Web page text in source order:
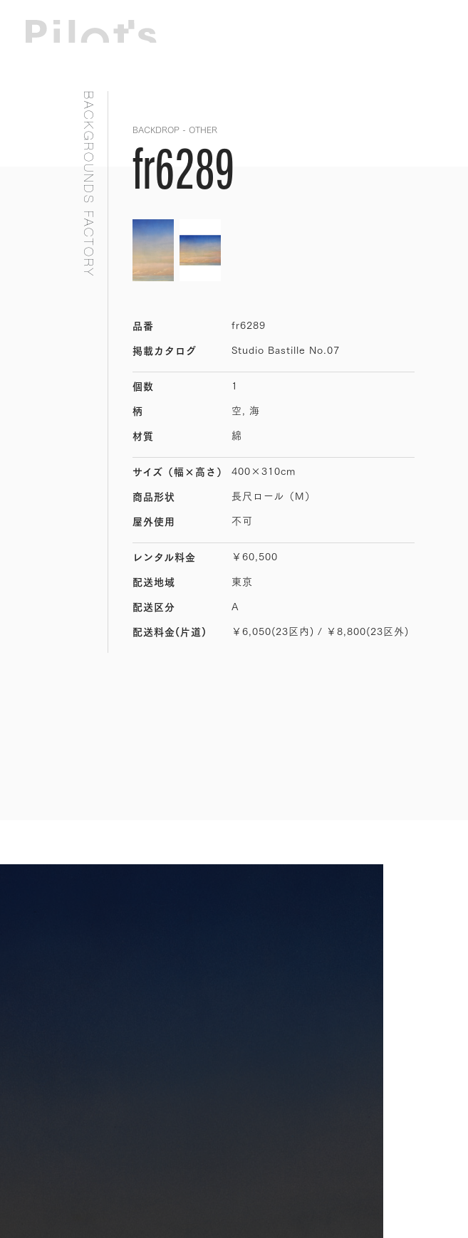
BACKGROUNDS FACTORY BACKDROP - OTHER
fr6289
品番 fr6289
掲載カタログ Studio Bastille No.07
個数 1
柄 空, 海
材質 綿
サイズ （幅×高さ） 400×310cm
商品形状 長尺ロール（M）
屋外使用 不可
レンタル料金 ￥60,500
配送地域 東京
配送区分 A
配送料金(片道) ￥6,050(23区内) / ￥8,800(23区外)